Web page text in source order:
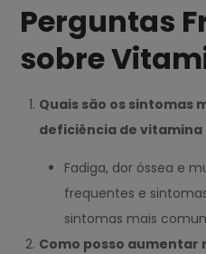
Perguntas
sobre
Quais são os sintomas
deficiência de vitamina
Fadiga, dor óssea e
frequentes e
sintomas mais
Como posso aumentar